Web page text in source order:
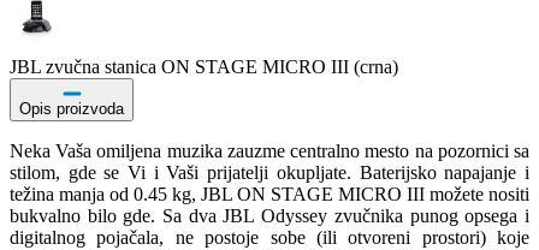
JBL zvučna stanica ON STAGE MICRO III (crna)
Opis proizvoda
Neka Vaša omiljena muzika zauzme centralno mesto na pozornici sa
stilom, gde se Vi i Vaši prijatelji okupljate. Baterijsko napajanje i
težina manja od 0.45 kg, JBL ON STAGE MICRO III možete nositi
bukvalno bilo gde. Sa dva JBL Odyssey zvučnika punog opsega i
digitalnog pojačala, ne postoje sobe (ili otvoreni prostori) koje